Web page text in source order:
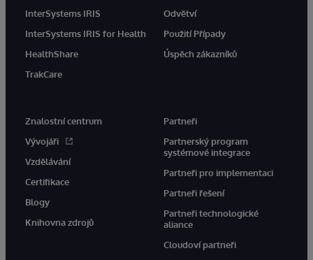
InterSystems IRIS
InterSystems IRIS for Health
HealthShare
TrakCare
Odvětví
Použití Případy
Úspěch zákazníků
Znalostní centrum
Vývojáři
Vzdělávání
Certifikace
Blogy
Knihovna zdrojů
Partneři
Partnerský program
systémové integrace
Partneři pro implementaci
Partneři řešení
Partneři technologické
aliance
Cloudoví partneři